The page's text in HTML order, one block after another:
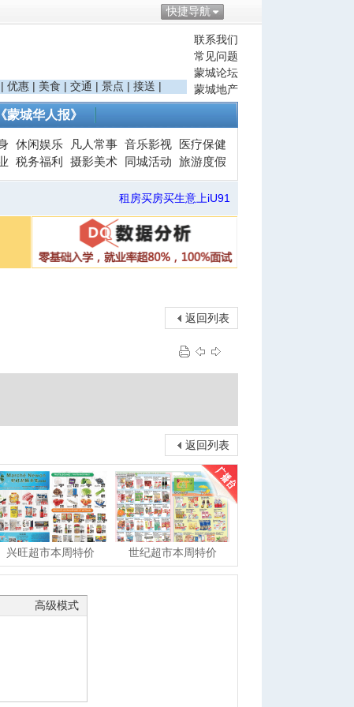
快捷导航
联系我们
常见问题
蒙城论坛
蒙城地产
| 优惠 | 美食 | 交通 | 景点 | 接送 |
《蒙城华人报》
休闲娱乐 凡人常事 音乐影视
医疗保健
税务福利 摄影美术 同城活动 旅游度假
租房买房买生意上iU91
返回列表
返回列表
兴旺超市本周特价 世纪超市本周特价
高级模式